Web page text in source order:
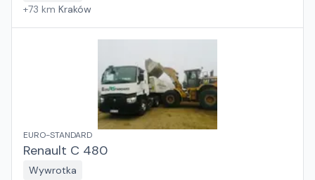
+73 km Kraków
EURO-STANDARD
Renault C 480
Wywrotka